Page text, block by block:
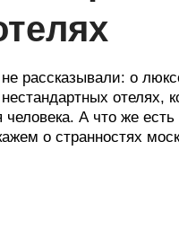
рассказывали: о
отелях,
А что же
о странностях